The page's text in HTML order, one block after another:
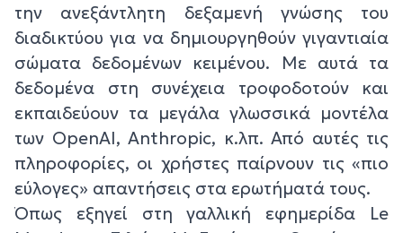
την ανεξάντλητη δεξαμενή γνώσης του
διαδικτύου για να δημιουργηθούν γιγαντιαία
σώματα δεδομένων κειμένου. Με αυτά τα
δεδομένα στη συνέχεια τροφοδοτούν και
εκπαιδεύουν τα μεγάλα γλωσσικά μοντέλα
των OpenAI, Anthropic, κ.λπ. Από αυτές τις
πληροφορίες, οι χρήστες παίρνουν τις «πιο
εύλογες» απαντήσεις στα ερωτήματά τους.
Όπως εξηγεί στη γαλλική εφημερίδα Le